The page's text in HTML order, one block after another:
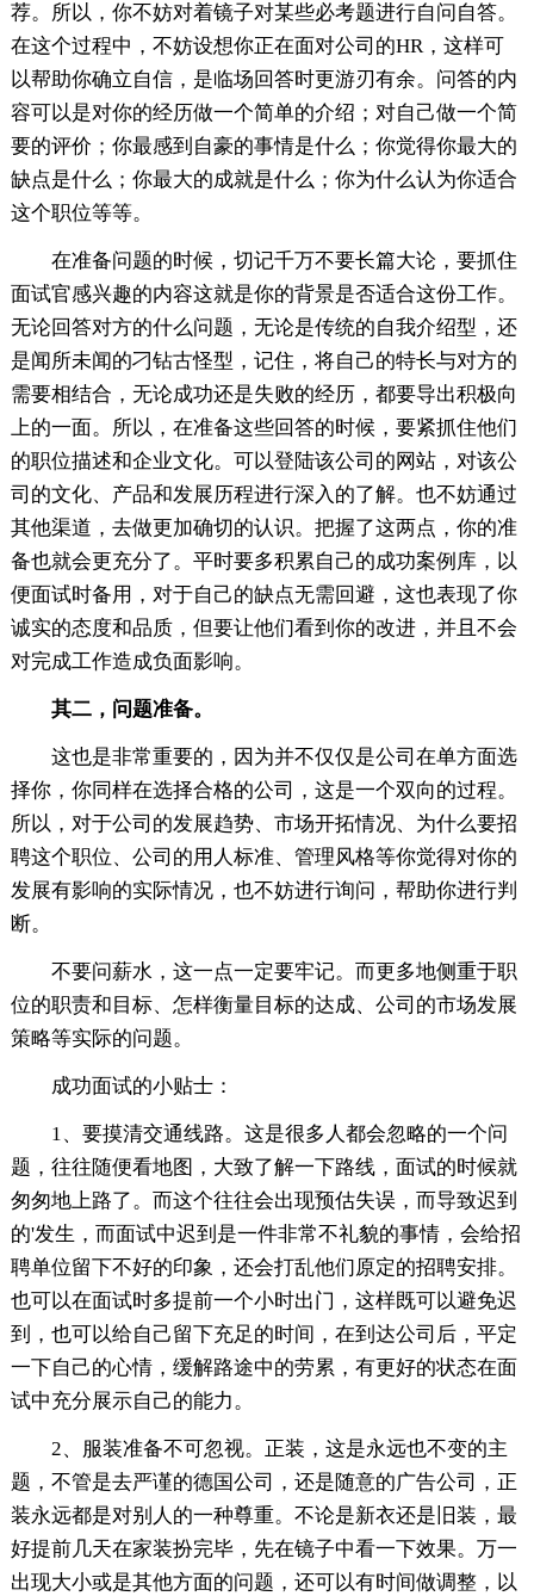
荐。所以，你不妨对着镜子对某些必考题进行自问自答。
在这个过程中，不妨设想你正在面对公司的HR，这样可
以帮助你确立自信，是临场回答时更游刃有余。问答的内
容可以是对你的经历做一个简单的介绍；对自己做一个简
要的评价；你最感到自豪的事情是什么；你觉得你最大的
缺点是什么；你最大的成就是什么；你为什么认为你适合
这个职位等等。
在准备问题的时候，切记千万不要长篇大论，要抓住
面试官感兴趣的内容这就是你的背景是否适合这份工作。
无论回答对方的什么问题，无论是传统的自我介绍型，还
是闻所未闻的刁钻古怪型，记住，将自己的特长与对方的
需要相结合，无论成功还是失败的经历，都要导出积极向
上的一面。所以，在准备这些回答的时候，要紧抓住他们
的职位描述和企业文化。可以登陆该公司的网站，对该公
司的文化、产品和发展历程进行深入的了解。也不妨通过
其他渠道，去做更加确切的认识。把握了这两点，你的准
备也就会更充分了。平时要多积累自己的成功案例库，以
便面试时备用，对于自己的缺点无需回避，这也表现了你
诚实的态度和品质，但要让他们看到你的改进，并且不会
对完成工作造成负面影响。
其二，问题准备。
这也是非常重要的，因为并不仅仅是公司在单方面选
择你，你同样在选择合格的公司，这是一个双向的过程。
所以，对于公司的发展趋势、市场开拓情况、为什么要招
聘这个职位、公司的用人标准、管理风格等你觉得对你的
发展有影响的实际情况，也不妨进行询问，帮助你进行判
断。
不要问薪水，这一点一定要牢记。而更多地侧重于职
位的职责和目标、怎样衡量目标的达成、公司的市场发展
策略等实际的问题。
成功面试的小贴士：
1、要摸清交通线路。这是很多人都会忽略的一个问
题，往往随便看地图，大致了解一下路线，面试的时候就
匆匆地上路了。而这个往往会出现预估失误，而导致迟到
的'发生，而面试中迟到是一件非常不礼貌的事情，会给招
聘单位留下不好的印象，还会打乱他们原定的招聘安排。
也可以在面试时多提前一个小时出门，这样既可以避免迟
到，也可以给自己留下充足的时间，在到达公司后，平定
一下自己的心情，缓解路途中的劳累，有更好的状态在面
试中充分展示自己的能力。
2、服装准备不可忽视。正装，这是永远也不变的主
题，不管是去严谨的德国公司，还是随意的广告公司，正
装永远都是对别人的一种尊重。不论是新衣还是旧装，最
好提前几天在家装扮完毕，先在镜子中看一下效果。万一
出现大小或是其他方面的问题，还可以有时间做调整，以